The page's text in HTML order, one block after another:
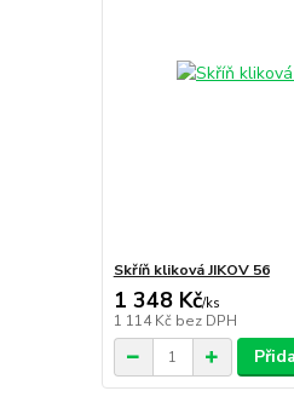
Skříň kliková JIKOV 56
1 348 Kč/ks
1 114 Kč bez DPH